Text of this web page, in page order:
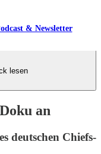
& Newsletter
lesen
an
deutschen Chiefs-